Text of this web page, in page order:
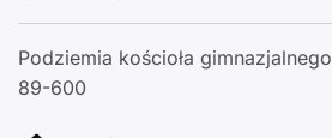
Podziemia kościoła gimnazjalnego
89-600